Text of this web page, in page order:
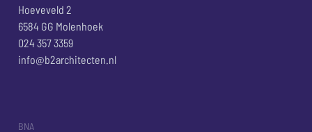
Hoeveveld 2
6584 GG Molenhoek
024 357 3359
info@b2architecten.nl
BNA